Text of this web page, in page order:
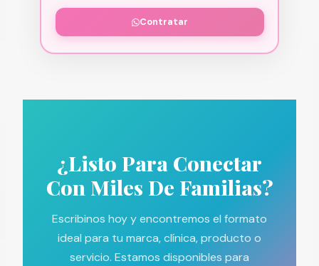
Contratar
¿Listo Para Conectar
Con Miles De Familias?
Escribinos hoy y encontremos el formato
ideal para tu marca, clínica, producto o
servicio. Estamos disponibles para